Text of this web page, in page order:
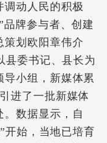
调动人民的积极
品牌参与者、创建
策划欧阳章伟介
县委书记、县长为
导小组，新媒体累
进了一批新媒体
。数据显示，自
开始，当地已培育